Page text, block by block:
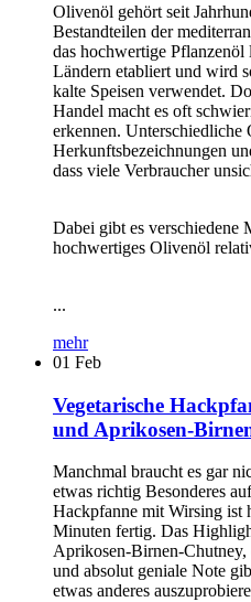
Olivenöl gehört seit
Bestandteilen der
das hochwertige Pflanzenöl
Ländern etabliert und wird
kalte Speisen verwendet.
Handel macht es oft
erkennen. Unterschiedliche
Herkunftsbezeichnungen
dass viele Verbraucher
Dabei gibt es verschiedene
hochwertiges Olivenöl
...
mehr
01 Feb
Vegetarische
und Aprikosen-
Manchmal braucht es gar
etwas richtig Besonderes
Hackpfanne mit Wirsing ist
Minuten fertig. Das
Aprikosen-Birnen-Chutney,
und absolut geniale Note
etwas anderes